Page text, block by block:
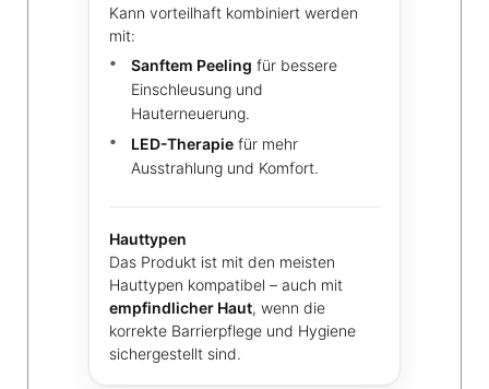
Kann vorteilhaft kombiniert werden
mit:
Sanftem Peeling für bessere
Einschleusung und
Hauterneuerung.
LED-Therapie für mehr
Ausstrahlung und Komfort.
Hauttypen
Das Produkt ist mit den meisten
Hauttypen kompatibel – auch mit
empfindlicher Haut, wenn die
korrekte Barrierpflege und Hygiene
sichergestellt sind.